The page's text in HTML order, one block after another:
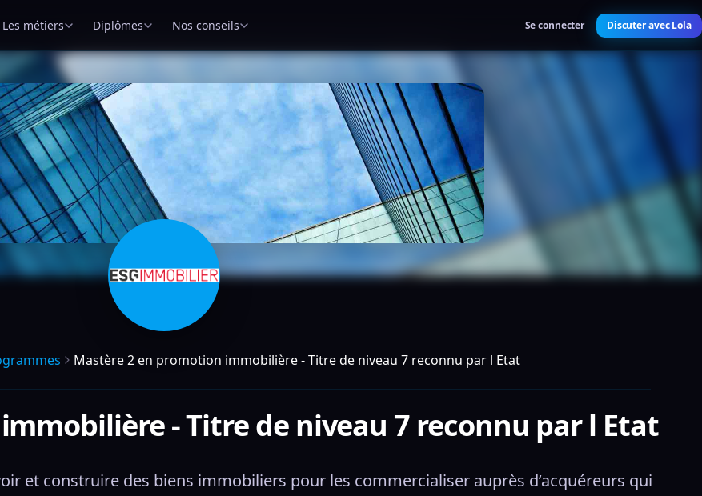
Les métiers Diplômes Nos conseils Se connecter Discuter avec Lola
Mastère 2 en promotion immobilière - Titre de niveau 7 reconnu par l Etat
- Titre de niveau 7 reconnu par l Etat
et construire des biens immobiliers pour les commercialiser auprès d’acquéreurs qui